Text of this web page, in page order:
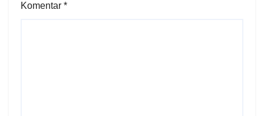
Komentar *